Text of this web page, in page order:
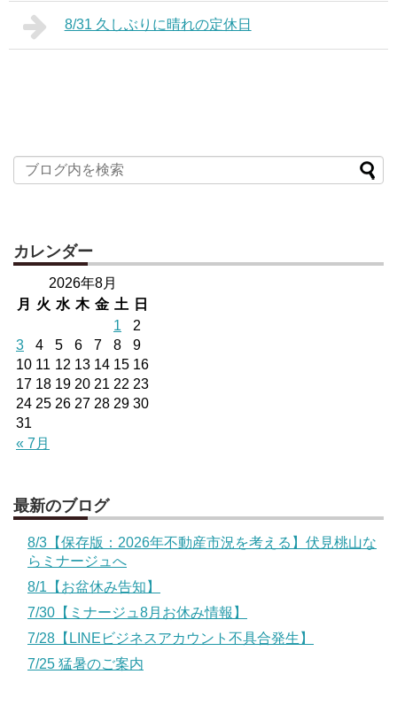
8/31 久しぶりに晴れの定休日
カレンダー
2026年8月
月
火 水 木 金 土 日
« 7月
1
2
3
4 5 6 7 8
9
10 11 12 13 14 15 16
17 18 19 20 21 22 23
24 25 26 27 28 29 30
31
最新のブログ
8/3【保存版：2026年不動産市況を考える】伏見桃山な
らミナージュへ
8/1【お盆休み告知】
7/30【ミナージュ8月お休み情報】
7/28【LINEビジネスアカウント不具合発生】
7/25 猛暑のご案内